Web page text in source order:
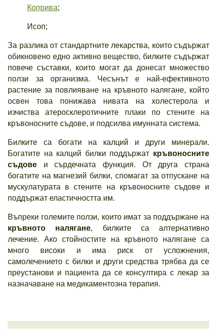
Коприва;
Исоп;
За разлика от стандартните лекарства, които съдържат
обикновено едно активно вещество, билките съдържат
повече съставки, които могат да донесат множество
ползи за организма. Чесънът е най-ефективното
растение за повлияване на кръвното налягане, който
освен това понижава нивата на холестерола и
изчиства атеросклеротичните плаки по стените на
кръвоносните съдове, и подсилва имунната система.
Билките са богати на калций и други минерали.
Богатите на калций билки поддържат кръвоносните
съдове и сърдечната функция. От друга страна
богатите на магнезий билки, спомагат за отпускане на
мускулатурата в стените на кръвоносните съдове и
поддържат еластичността им.
Въпреки големите ползи, които имат за поддържане на
кръвното налягане, билките са алтернативно
лечение. Ако стойностите на кръвното налягане са
много високи и има риск от усложнения,
самолечението с билки и други средства трябва да се
преустанови и пациента да се консултира с лекар за
назначаване на медикаментозна терапия.